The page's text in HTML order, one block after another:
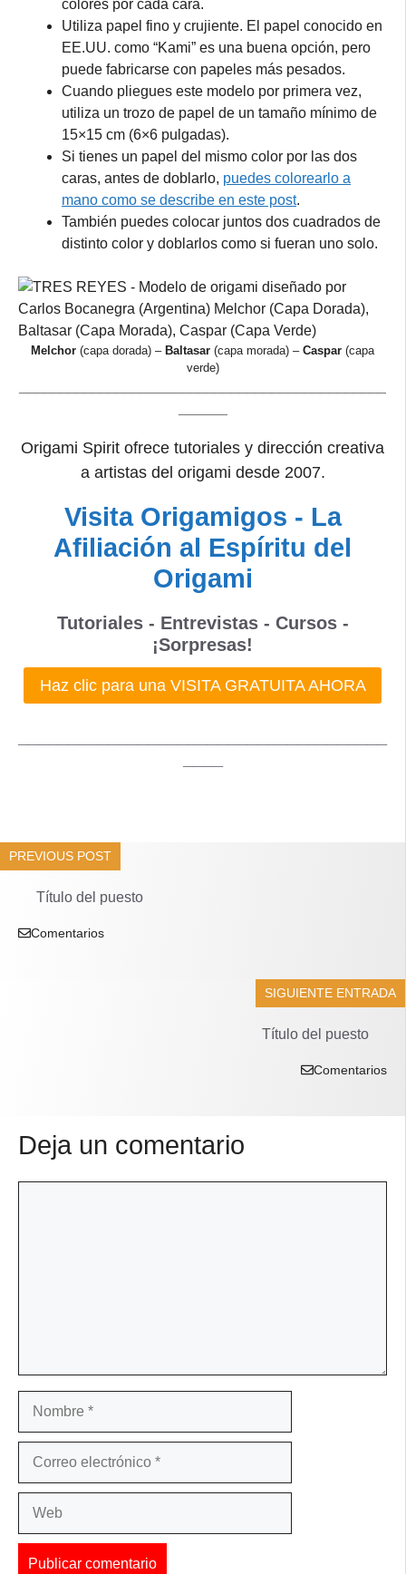
colores por cada cara.
Utiliza papel fino y crujiente. El papel conocido en
EE.UU. como “Kami” es una buena opción, pero
puede fabricarse con papeles más pesados.
Cuando pliegues este modelo por primera vez,
utiliza un trozo de papel de un tamaño mínimo de
15×15 cm (6×6 pulgadas).
Si tienes un papel del mismo color por las dos
caras, antes de doblarlo, puedes colorearlo a
mano como se describe en este post.
También puedes colocar juntos dos cuadrados de
distinto color y doblarlos como si fueran uno solo.
Melchor (capa dorada) – Baltasar (capa morada) – Caspar (capa
verde)
Origami Spirit ofrece tutoriales y dirección creativa
a artistas del origami desde 2007.
Visita Origamigos - La
Afiliación al Espíritu del
Origami
Tutoriales - Entrevistas - Cursos -
¡Sorpresas!
Haz clic para una VISITA GRATUITA AHORA
PREVIOUS POST
Título del puesto
Comentarios
SIGUIENTE ENTRADA
Título del puesto
Comentarios
Deja un comentario